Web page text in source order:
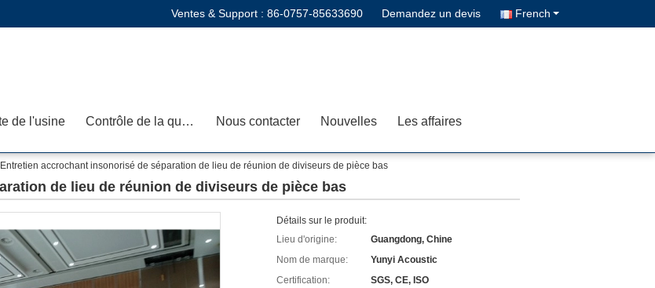
Ventes & Support : 86-0757-85633690 Demandez un devis French
de l'usine Contrôle de la qualité Nous contacter Nouvelles Les affaires
Entretien accrochant insonorisé de séparation de lieu de réunion de diviseurs de pièce bas
de lieu de réunion de diviseurs de pièce bas
Détails sur le produit:
Lieu d'origine:
Guangdong, Chine
Nom de marque:
Yunyi Acoustic
Certification:
SGS, CE, ISO